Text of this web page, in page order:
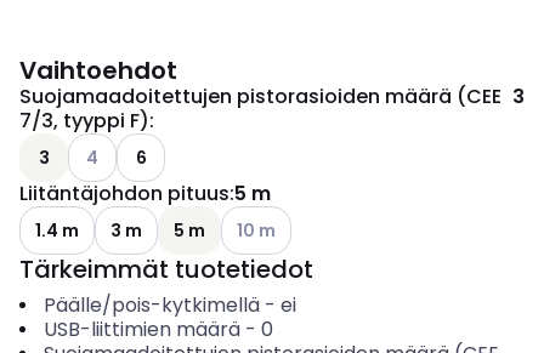
Vaihtoehdot
Suojamaadoitettujen pistorasioiden määrä (CEE
7/3, tyyppi F):
3
3 Katso käytettävissä olevat vaihtoehdot
4 6
Liitäntäjohdon pituus:5 m
1.4 m 3 m 5 m Katso käytettävissä olevat
10 m
Tärkeimmät tuotetiedot
Päälle/pois-kytkimellä- ei
USB-liittimien määrä- 0